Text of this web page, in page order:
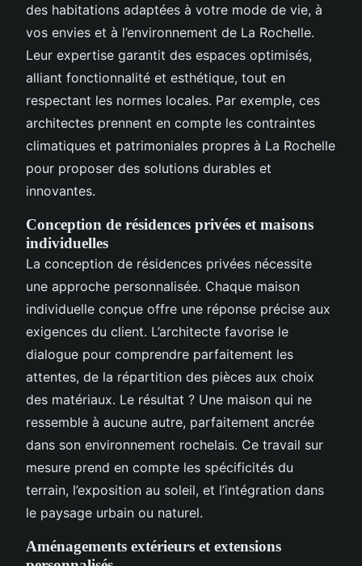
des habitations adaptées à votre mode de vie, à
vos envies et à l’environnement de La Rochelle.
Leur expertise garantit des espaces optimisés,
alliant fonctionnalité et esthétique, tout en
respectant les normes locales. Par exemple, ces
architectes prennent en compte les contraintes
climatiques et patrimoniales propres à La Rochelle
pour proposer des solutions durables et
innovantes.
Conception de résidences privées et maisons
individuelles
La conception de résidences privées nécessite
une approche personnalisée. Chaque maison
individuelle conçue offre une réponse précise aux
exigences du client. L’architecte favorise le
dialogue pour comprendre parfaitement les
attentes, de la répartition des pièces aux choix
des matériaux. Le résultat ? Une maison qui ne
ressemble à aucune autre, parfaitement ancrée
dans son environnement rochelais. Ce travail sur
mesure prend en compte les spécificités du
terrain, l’exposition au soleil, et l’intégration dans
le paysage urbain ou naturel.
Aménagements extérieurs et extensions